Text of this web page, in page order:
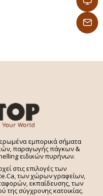
εμπορικά σήματα
παραγωγής πάγκων &
ειδικών πυρήνων.
στις επιλογές των
των χώρων γραφείων,
εκπαίδευσης, των
της σύγχρονης κατοικίας.